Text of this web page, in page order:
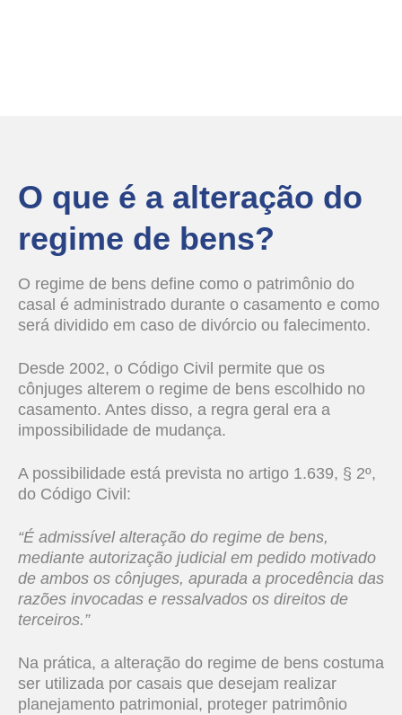
O que é a alteração do
regime de bens?
O regime de bens define como o patrimônio do
casal é administrado durante o casamento e como
será dividido em caso de divórcio ou falecimento.
Desde 2002, o Código Civil permite que os
cônjuges alterem o regime de bens escolhido no
casamento. Antes disso, a regra geral era a
impossibilidade de mudança.
A possibilidade está prevista no artigo 1.639, § 2º,
do Código Civil:
“É admissível alteração do regime de bens,
mediante autorização judicial em pedido motivado
de ambos os cônjuges, apurada a procedência das
razões invocadas e ressalvados os direitos de
terceiros.”
Na prática, a alteração do regime de bens costuma
ser utilizada por casais que desejam realizar
planejamento patrimonial, proteger patrimônio